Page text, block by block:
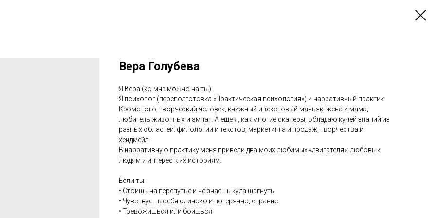
Вера Голубева
Я Вера (ко мне можно на ты).
Я психолог (переподготовка «Практическая психология») и нарративный практик.
Кроме того, творческий человек, книжный и текстовый маньяк, жена и мама,
любитель животных и эмпат. А еще я, как многие сканеры, обладаю кучей знаний из
разных областей: филологии и текстов, маркетинга и продаж, творчества и
хендмейд.
В нарративную практику меня привели два моих любимых «двигателя»: любовь к
людям и интерес к их историям.
Если ты:
• Стоишь на перепутье и не знаешь куда шагнуть
• Чувствуешь себя одиноко и потерянно, странно
• Тревожишься или боишься